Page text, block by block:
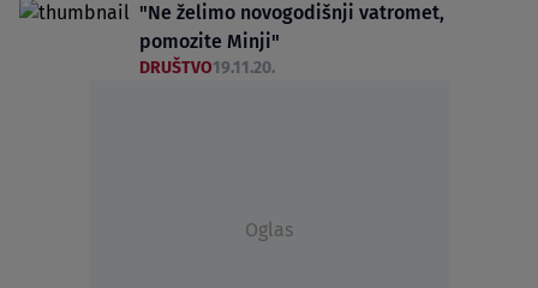
"Ne želimo novogodišnji vatromet,
pomozite Minji"
DRUŠTVO19.11.20.
Oglas